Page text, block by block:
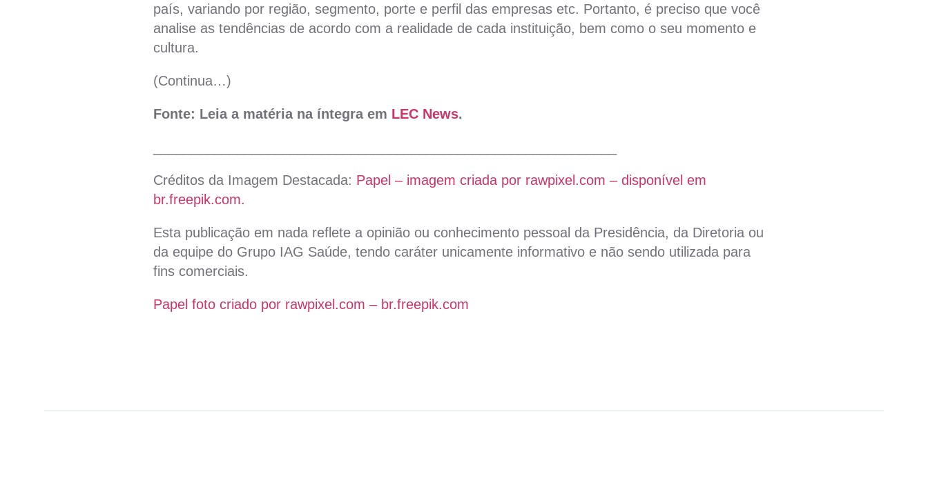
país, variando por região, segmento, porte e perfil das empresas etc. Portanto, é preciso que você
analise as tendências de acordo com a realidade de cada instituição, bem como o seu momento e
cultura.
(Continua…)
Fonte: Leia a matéria na íntegra em LEC News.
Créditos da Imagem Destacada: Papel – imagem criada por rawpixel.com – disponível em
br.freepik.com.
Esta publicação em nada reflete a opinião ou conhecimento pessoal da Presidência, da Diretoria ou
da equipe do Grupo IAG Saúde, tendo caráter unicamente informativo e não sendo utilizada para
fins comerciais.
Papel foto criado por rawpixel.com – br.freepik.com